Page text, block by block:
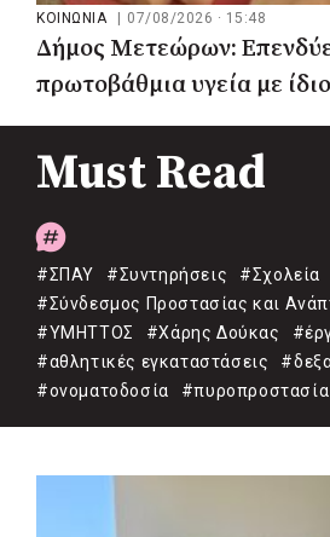
ΚΟΙΝΩΝΙΑ 07/08/2026 · 15:48
Δήμος Μετεώρων:
πρωτοβάθμια υγεία με
Must Read
#ΣΠΑΥ #Συντηρήσεις
#Σχολεία
#Σύνδεσμος Προστασίας και
#ΥΜΗΤΤΟΣ
#Χάρης Δούκας
#αθλητικές εγκαταστάσεις
#ονοματοδοσία
#πυροπροστασία